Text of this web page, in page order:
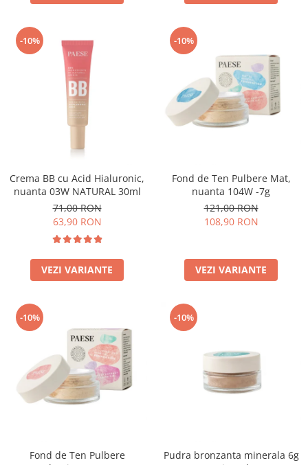
-10%
Crema BB cu Acid Hialuronic,
nuanta 03W NATURAL 30ml
71,00 RON
63,90 RON
VEZI VARIANTE
-10%
Fond de Ten Pulbere Mat,
nuanta 104W -7g
121,00 RON
108,90 RON
VEZI VARIANTE
-10%
Fond de Ten Pulbere
-10%
Pudra bronzanta minerala 6g